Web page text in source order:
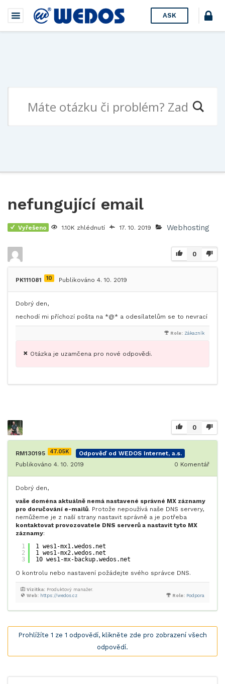
ASK
nefungující email
Vyřešeno 1.10K zhlédnutí 17. 10. 2019 Webhosting
0
PK111081 10 Publikováno 4. 10. 2019
Dobrý den,
nechodí mi příchozí pošta na *@* a odesílatelům se to nevrací
Role: Zákazník
Otázka je uzamčena pro nové odpovědi.
0
RM130195 47.05K
Odpověď od WEDOS Internet, a.s.
Publikováno 4. 10. 2019
0 Komentář
Dobrý den,
vaše doména aktuálně nemá nastavené správné MX záznamy
pro doručování e-mailů. Protože nepoužívá naše DNS servery,
nemůžeme je z naší strany nastavit správně a je potřeba
kontaktovat provozovatele DNS serverů a nastavit tyto MX
záznamy:
1
2
3
1 wes1-mx1.wedos.net
1 wes1-mx2.wedos.net
10 wes1-mx-backup.wedos.net
O kontrolu nebo nastavení požádejte svého správce DNS.
Role: Podpora
Web: https://wedos.cz
Vizitka: Produktový manažer.
Prohlížíte 1 ze 1 odpovědí, klikněte zde pro zobrazení všech
odpovědí.